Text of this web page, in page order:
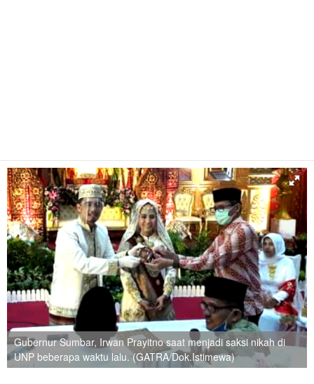
Gubernur Sumbar, Irwan Prayitno saat menjadi saksi nikah di
UNP beberapa waktu lalu. (GATRA/Dok.Istimewa)